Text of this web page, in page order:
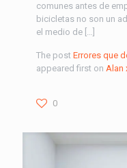
comunes antes de
bicicletas no son un
el medio de […]
The post Errores que
appeared first on Alan
0